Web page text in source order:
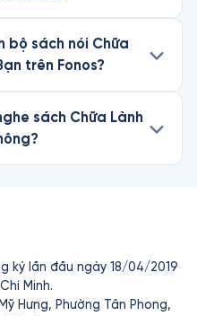
bộ sách nói Chữa
trên Fonos?
sách Chữa Lành
ký lần đầu ngày 18/04/2019
Minh.
Hưng, Phường Tân Phong,